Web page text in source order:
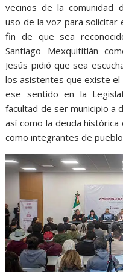
vecinos de la comunidad
uso de la voz para solicitar
fin de que sea
Santiago Mexquititlán
Jesús pidió que sea
los asistentes que existe
ese sentido en la
facultad de ser municipio a
así como la deuda
como integrantes de